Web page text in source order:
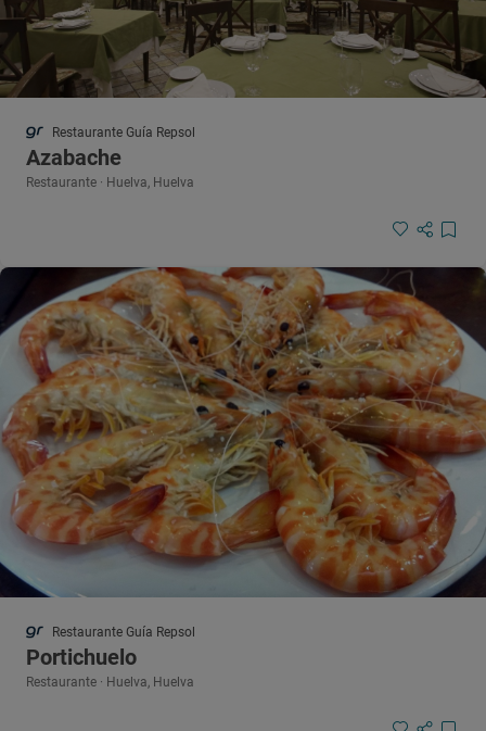
Restaurante Guía Repsol
Azabache
Restaurante · Huelva, Huelva
Restaurante Guía Repsol
Portichuelo
Restaurante · Huelva, Huelva